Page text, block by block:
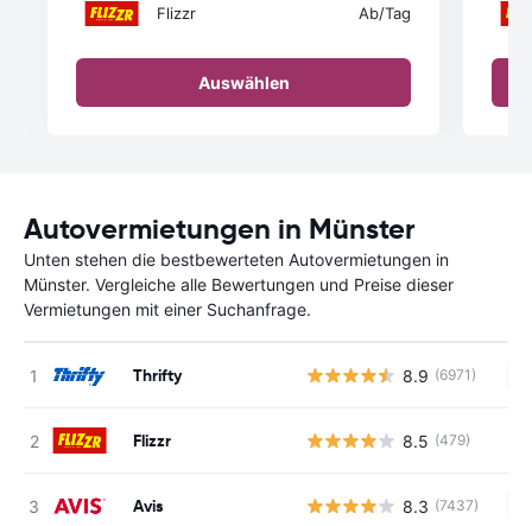
Flizzr Ab/Tag
Auswählen
Autovermietungen in Münster
Unten stehen die bestbewerteten Autovermietungen in
Münster. Vergleiche alle Bewertungen und Preise dieser
Vermietungen mit einer Suchanfrage.
Thrifty 8.9 (6971)
Flizzr 8.5 (479)
Avis 8.3 (7437)